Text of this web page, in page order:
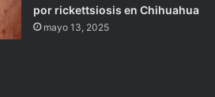
por rickettsiosis en Chihuahua
mayo 13, 2025